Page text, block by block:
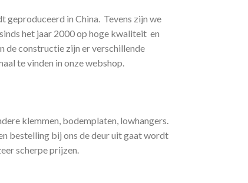
geproduceerd in China. Tevens zijn we
het jaar 2000 op hoge kwaliteit en
de constructie zijn er verschillende
te vinden in onze webshop.
klemmen, bodemplaten, lowhangers.
bestelling bij ons de deur uit gaat wordt
scherpe prijzen.